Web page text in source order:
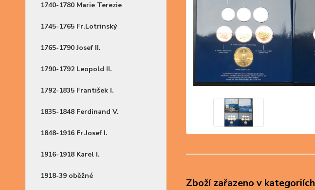
1740-1780 Marie Terezie
1745-1765 Fr.Lotrinský
1765-1790 Josef II.
1790-1792 Leopold II.
1792-1835 František I.
1835-1848 Ferdinand V.
1848-1916 Fr.Josef I.
1916-1918 Karel I.
1918-39 oběžné
Zboží zařazeno v kategoriích